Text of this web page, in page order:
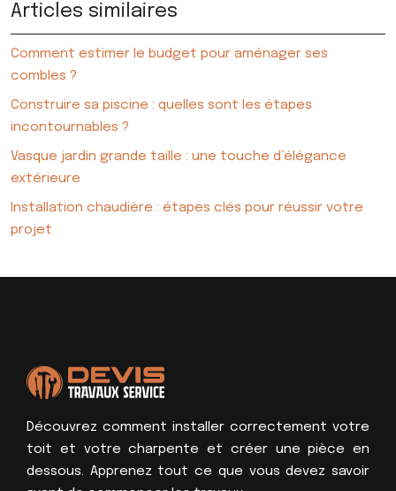
Articles similaires
Comment estimer le budget pour aménager ses
combles ?
Construire sa piscine : quelles sont les étapes
incontournables ?
Vasque jardin grande taille : une touche d’élégance
extérieure
Installation chaudière : étapes clés pour réussir votre
projet
Découvrez comment installer correctement votre
toit et votre charpente et créer une pièce en
dessous. Apprenez tout ce que vous devez savoir